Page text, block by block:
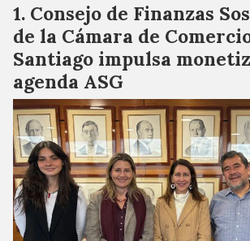
Consejo de Finanzas
de la Cámara de
Santiago impulsa
agenda ASG